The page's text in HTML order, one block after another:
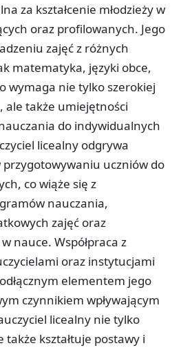
za kształcenie młodzieży w
oraz profilowanych. Jego
zajęć z różnych
matematyka, języki obce,
wymaga nie tylko szerokiej
ale także umiejętności
do indywidualnych
licealny odgrywa
uczniów do
co wiąże się z
nauczania,
zajęć oraz
nauce. Współpraca z
oraz instytucjami
elementem jego
czynnikiem wpływającym
licealny nie tylko
także kształtuje postawy i